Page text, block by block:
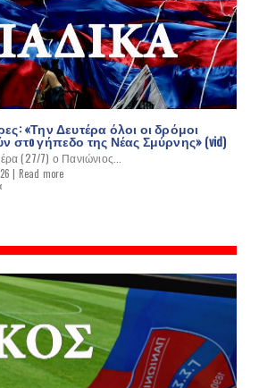
«Την Δευτέρα όλοι οι δρόμοι
στo γήπεδο της Νέας Σμύρνης» (vid)
(27/7) ο Πανιώνιος...
| Read more